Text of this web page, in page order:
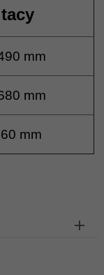
mm
mm
60 mm